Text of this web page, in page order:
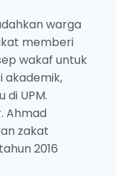
warga
memberi
wakaf untuk
akademik,
di UPM.
Ahmad
zakat
2016